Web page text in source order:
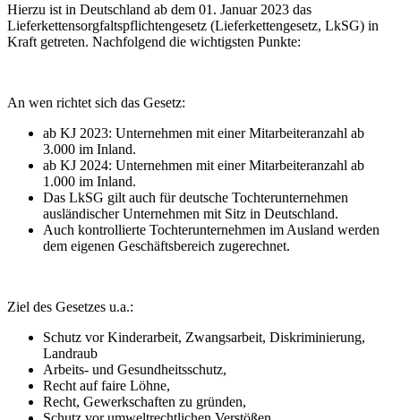
Hierzu ist in Deutschland ab dem 01. Januar 2023 das
Lieferkettensorgfaltspflichtengesetz (Lieferkettengesetz, LkSG) in
Kraft getreten. Nachfolgend die wichtigsten Punkte:
An wen richtet sich das Gesetz:
ab KJ 2023: Unternehmen mit einer Mitarbeiteranzahl ab
3.000 im Inland.
ab KJ 2024: Unternehmen mit einer Mitarbeiteranzahl ab
1.000 im Inland.
Das LkSG gilt auch für deutsche Tochterunternehmen
ausländischer Unternehmen mit Sitz in Deutschland.
Auch kontrollierte Tochterunternehmen im Ausland werden
dem eigenen Geschäftsbereich zugerechnet.
Ziel des Gesetzes u.a.:
Schutz vor Kinderarbeit, Zwangsarbeit, Diskriminierung,
Landraub
Arbeits- und Gesundheitsschutz,
Recht auf faire Löhne,
Recht, Gewerkschaften zu gründen,